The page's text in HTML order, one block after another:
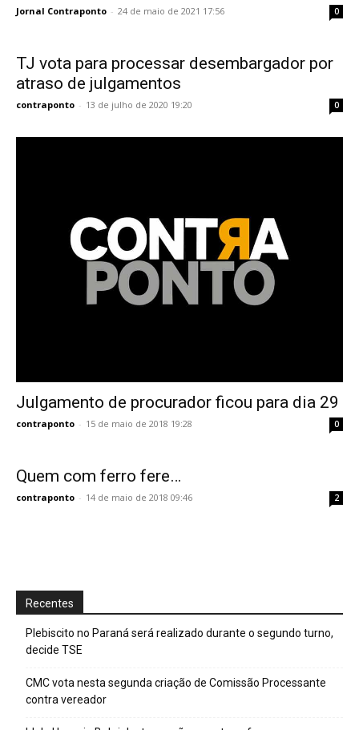
Jornal Contraponto - 24 de maio de 2021 17:56 0
TJ vota para processar desembargador por
atraso de julgamentos
contraponto - 13 de julho de 2020 19:20 0
Julgamento de procurador ficou para dia 29
contraponto - 15 de maio de 2018 19:28 0
Quem com ferro fere…
contraponto - 14 de maio de 2018 09:46 2
Recentes
Plebiscito no Paraná será realizado durante o segundo turno,
decide TSE
CMC vota nesta segunda criação de Comissão Processante
contra vereador